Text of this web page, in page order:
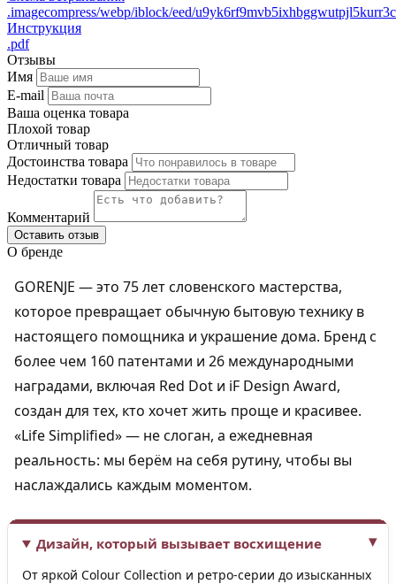
.imagecompress/webp/iblock/eed/
Инструкция
.pdf
Отзывы
Имя
E-mail
Ваша оценка товара
Плохой товар
Отличный товар
Достоинства товара
Недостатки товара
Комментарий
Оставить отзыв
О бренде
GORENJE — это 75 лет словенского мастерства,
которое превращает обычную бытовую технику в
настоящего помощника и украшение дома. Бренд с
более чем 160 патентами и 26 международными
наградами, включая Red Dot и iF Design Award,
создан для тех, кто хочет жить проще и красивее.
«Life Simplified» — не слоган, а ежедневная
реальность: мы берём на себя рутину, чтобы вы
наслаждались каждым моментом.
Дизайн, который вызывает восхищение
От яркой Colour Collection и ретро-серии до изысканных